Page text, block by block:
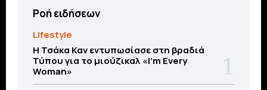
Ροή ειδήσεων
Lifestyle
Η Τσάκα Καν εντυπωσίασε στη βραδιά
Τύπου για το μιούζικαλ «I’m Every
Woman»